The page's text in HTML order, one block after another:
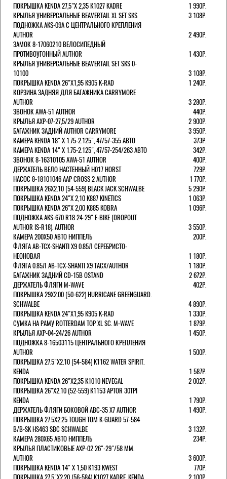
ПОКРЫШКА KENDA 27,5"Х 2,35 K1027 KADRE
1 990Р.
КРЫЛЬЯ УНИВЕРСАЛЬНЫЕ BEAVERTAIL XL SET SKS
3 108Р.
ПОДНОЖКА AKS-09A C ЦЕНТРАЛЬНОГО КРЕПЛЕНИЯ
AUTHOR
2 490Р.
ЗАМОК 8-17060210 ВЕЛОСИПЕДНЫЙ
ПРОТИВОУГОННЫЙ AUTHOR
1 430Р.
КРЫЛЬЯ УНИВЕРСАЛЬНЫЕ BEAVERTAIL SET SKS 0-
10100
3 108Р.
ПОКРЫШКА KENDA 26"Х1,95 K905 K-RAD
1 240Р.
КОРЗИНА ЗАДНЯЯ ДЛЯ БАГАЖНИКА CARRYMORE
AUTHOR
3 280Р.
ЗВОНОК AWA-51 AUTHOR
440Р.
КРЫЛЬЯ AXP-07-27,5/29 AUTHOR
2 900Р.
БАГАЖНИК ЗАДНИЙ AUTHOR CARRYMORE
3 950Р.
КАМЕРА KENDA 18" Х 1.75-2.125", 47/57-355 АВТО
373Р.
КАМЕРА KENDA 14" Х 1.75-2.125", 47/57-254/263 АВТО
342Р.
ЗВОНОК 8-16310105 AWA-51 AUTHOR
400Р.
ДЕРЖАТЕЛЬ ВЕЛО НАСТЕННЫЙ H017 HORST
729Р.
НАСОС 8-18101046 AAP CROSS 2 AUTHOR
1 770Р.
ПОКРЫШКА 26X2.10 (54-559) BLACK JACK SCHWALBE
5 290Р.
ПОКРЫШКА KENDA 24"Х 2,10 K887 KINETICS
1 063Р.
ПОКРЫШКА KENDA 26"Х 2,00 K885 KOBRA
1 096Р.
ПОДНОЖКА AKS-670 R18 24-29" E-BIKE (DROPOUT
AUTHOR IS-R18). AUTHOR
3 550Р.
КАМЕРА 200Х50 АВТО НИППЕЛЬ
200Р.
ФЛЯГА AB-TCX-SHANTI X9 0.85Л СЕРЕБРИСТО-
НЕОНОВАЯ
1 180Р.
ФЛЯГА 0.85Л AB-TCX-SHANTI X9 TACX/AUTHOR
1 180Р.
БАГАЖНИК ЗАДНИЙ CD-15B OSTAND
2 672Р.
ДЕРЖАТЕЛЬ ФЛЯГИ M-WAVE
402Р.
ПОКРЫШКА 29X2.00 (50-622) HURRICANE GREENGUARD.
SCHWALBE
4 890Р.
ПОКРЫШКА KENDA 24"Х1,95 K905 K-RAD
1 330Р.
СУМКА НА РАМУ ROTTERDAM TOP XL SC. M-WAVE
1 879Р.
КРЫЛЬЯ AXP-04-24/26 AUTHOR
1 450Р.
ПОДНОЖКА 8-16503115 ЦЕНТРАЛЬНОГО КРЕПЛЕНИЯ
AUTHOR
1 500Р.
ПОКРЫШКА 27.5"Х2.10 (54-584) K1162 WATER SPIRIT.
KENDA
1 587Р.
ПОКРЫШКА KENDA 26"Х2,35 K1010 NEVEGAL
2 002Р.
ПОКРЫШКА 26"Х2.10 (52-559) K1153 APTOR 30TPI
KENDA
1 790Р.
ДЕРЖАТЕЛЬ ФЛЯГИ БОКОВОЙ ABC-35 X7 AUTHOR
1 490Р.
ПОКРЫШКА 27.5X2.25 TOUGH TOM K-GUARD 57-584
B/B-SK HS463 SBC SCHWALBE
3 132Р.
КАМЕРА 280Х65 АВТО НИППЕЛЬ
234Р.
КРЫЛЬЯ ПЛАСТИКОВЫЕ AXP-02 26"-29"/58 ММ.
AUTHOR
3 600Р.
ПОКРЫШКА KENDA 14" Х 1,50 K193 KWEST
770Р.
ПОКРЫШКА 27.5"Х2.20 (56-584) K1027 KADRE. KENDA
2 100Р.